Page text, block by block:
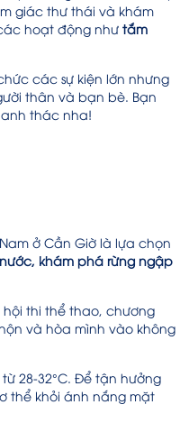
giác thư thái và khám
hoạt động như tắm
các sự kiện lớn nhưng
thân và bạn bè. Bạn
thác nha!
ở Cần Giờ là lựa chọn
khám phá rừng ngập
hội thi thể thao, chương
và hòa mình vào không
28-32°C. Để tận hưởng
thể khỏi ánh nắng mặt